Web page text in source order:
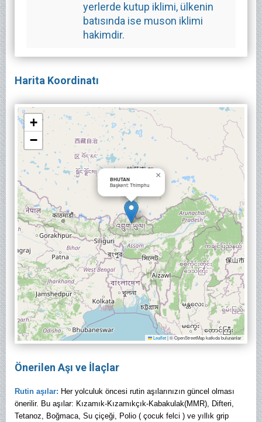
yerlerde kutup iklimi, ülkenin
batısında ise muson iklimi
hakimdir.
Harita Koordinatı
BHUTAN
Başkent: Thimphu
×
+
−
Leaflet|© OpenStreetMap katkıda bulunanlar
Önerilen Aşı ve İlaçlar
Rutin aşılar: Her yolculuk öncesi rutin aşılarınızın güncel olması
önerilir. Bu aşılar: Kızamık-Kızamıkçık-Kabakulak(MMR), Difteri,
Tetanoz, Boğmaca, Su çiçeği, Polio ( çocuk felci ) ve yıllık grip